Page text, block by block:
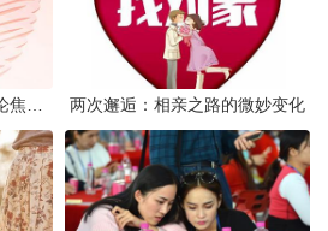
两次邂逅：相亲之路的微妙变化